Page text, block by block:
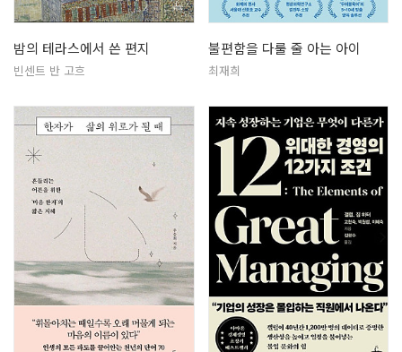
밤의 테라스에서 쓴 편지
빈센트 반 고흐
불편함을 다룰 줄 아는 아이
최재희